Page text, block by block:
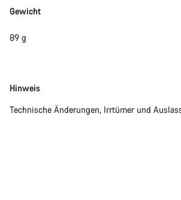
Gewicht
89 g
Disclaimer
Hinweis
Technische Änderungen, Irrtümer und